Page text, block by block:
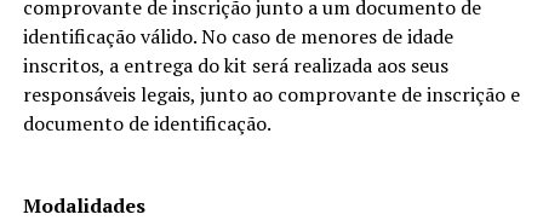
comprovante de inscrição junto a um documento de
identificação válido. No caso de menores de idade
inscritos, a entrega do kit será realizada aos seus
responsáveis legais, junto ao comprovante de inscrição e
documento de identificação.
Modalidades